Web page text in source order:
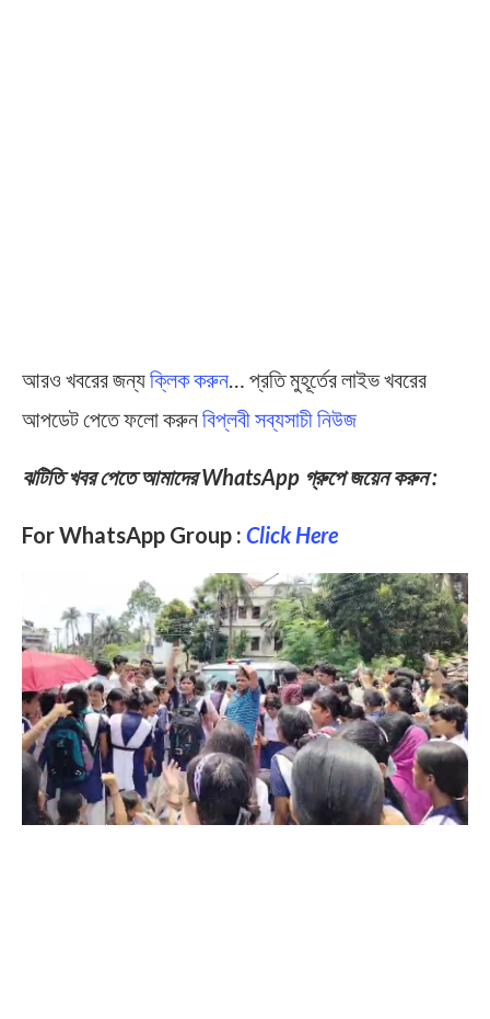
আরও খবরের জন্যক্লিক করুন… প্রতি মুহূর্তের লাইভ খবরের
আপডেট পেতে ফলো করুনবিপ্লবী সব্যসাচী নিউজ
ঝটিতি খবর পেতে আমাদের WhatsApp গ্রুপে জয়েন করুন :
For WhatsApp Group : Click Here